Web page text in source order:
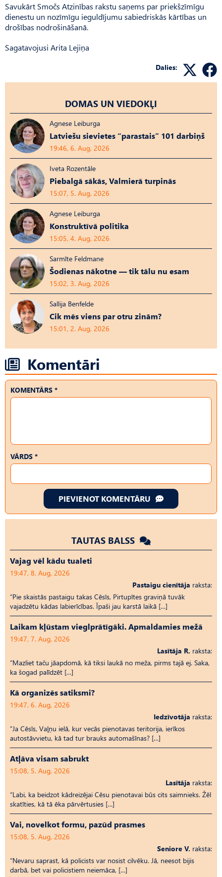
Savukārt Smočs Atzinības rakstu saņems par priekšzīmīgu
dienestu un nozīmīgu ieguldījumu sabiedriskās kārtības un
drošības nodrošināšanā.
Sagatavojusi Arita Lejiņa
Dalies:
DOMAS UN VIEDOKĻI
Agnese Leiburga
Latviešu sievietes “parastais” 101 darbiņš
19:46, 6. Aug, 2026
Iveta Rozentāle
Piebalgā sākās, Valmierā turpinās
15:07, 5. Aug, 2026
Agnese Leiburga
Konstruktīvā politika
15:05, 4. Aug, 2026
Sarmīte Feldmane
Šodienas nākotne — tik tālu nu esam
15:02, 3. Aug, 2026
Sallija Benfelde
Cik mēs viens par otru zinām?
15:01, 2. Aug, 2026
Komentāri
KOMENTĀRS *
VĀRDS *
PIEVIENOT KOMENTĀRU
TAUTAS BALSS
Vajag vēl kādu tualeti
19:47, 8. Aug, 2026
Pastaigu cienītāja raksta:
“Pie skaistās pastaigu takas Cēsīs, Pirtupītes graviņā tuvāk
vajadzētu kādas labierīcības. Īpaši jau karstā laikā […]
Laikam kļūstam vieglprātīgāki. Apmaldamies mežā
19:47, 7. Aug, 2026
Lasītāja R. raksta:
“Mazliet taču jāapdomā, kā tiksi laukā no meža, pirms tajā ej. Saka,
ka šogad palīdzēt […]
Kā organizēs satiksmi?
19:47, 6. Aug, 2026
Iedzīvotāja raksta:
“Ja Cēsīs, Vaļņu ielā, kur vecās pienotavas teritorija, ierīkos
autostāvvietu, kā tad tur brauks automašīnas? […]
Atļāva visam sabrukt
15:08, 5. Aug, 2026
Lasītāja raksta:
“Labi, ka beidzot kādreizējai Cēsu pienotavai būs cits saimnieks. Žēl
skatīties, kā tā ēka pārvērtusies […]
Vai, novelkot formu, pazūd prasmes
15:08, 5. Aug, 2026
Seniore V. raksta:
“Nevaru saprast, kā policists var nosist cilvēku. Jā, neesot bijis
darbā, bet vai policistiem neiemāca, […]